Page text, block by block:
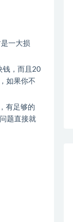
一大损
钱，而且20
如果你不
有足够的
题直接就